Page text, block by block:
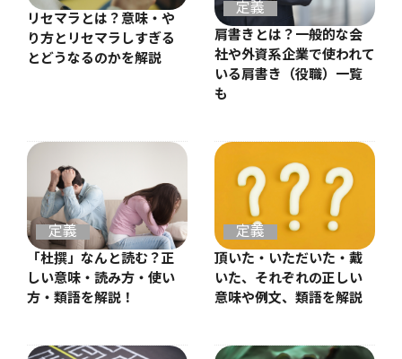
リセマラとは？意味・や
り方とリセマラしすぎる
とどうなるのかを解説
定義
肩書きとは？一般的な会
社や外資系企業で使われて
いる肩書き（役職）一覧
も
定義
「杜撰」なんと読む？正
しい意味・読み方・使い
方・類語を解説！
定義
頂いた・いただいた・戴
いた、それぞれの正しい
意味や例文、類語を解説